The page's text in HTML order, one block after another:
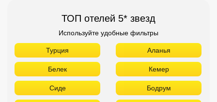
ТОП отелей 5* звезд
Используйте удобные фильтры
Турция Аланья
Белек Кемер
Сиде Бодрум